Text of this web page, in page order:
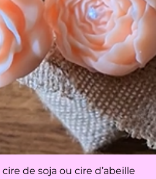
Aperçu rapide
de soja ou cire d’abeille